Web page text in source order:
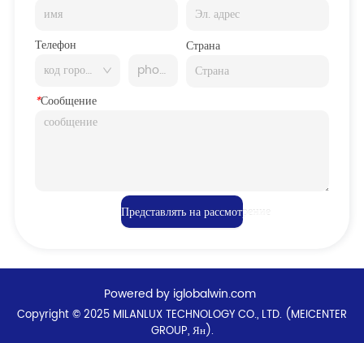
Телефон Страна
*Сообщение
Представлять на рассмотрение
Powered by iglobalwin.com
Copyright © 2025 MILANLUX TECHNOLOGY CO., LTD. (MEICENTER
GROUP, Ян).